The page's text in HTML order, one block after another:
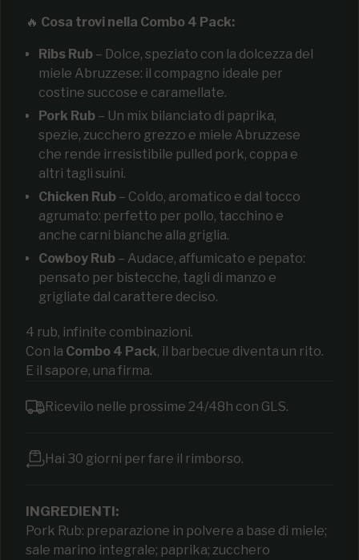
🔥 Cosa trovi nella Combo 4 Pack:
Ribs Rub – Dolce, speziato con la dolcezza del
miele Abruzzese: il compagno ideale per
costine succose e caramellate.
Pork Rub – Un mix bilanciato di paprika,
spezie, zucchero grezzo e miele Abruzzese
che rende irresistibile pulled pork, coppa e
altri tagli suini.
Chicken Rub – Coldo, aromatico e dal tocco
agrumato: perfetto per pollo, tacchino e
anche carni bianche alla griglia.
Cowboy Rub – Audace, affumicato e pepato:
pensato per bistecche, tagli di manzo e
grigliate dal carattere deciso.
4 rub, infinite combinazioni.
Con la Combo 4 Pack, il barbecue diventa un rito.
E il sapore, una firma.
Ricevilo nelle prossime 24/48h con GLS.
Hai 30 giorni per fare il rimborso.
INGREDIENTI:
Pork Rub: preparazione in polvere a base di miele;
sale marino integrale; paprika; zucchero